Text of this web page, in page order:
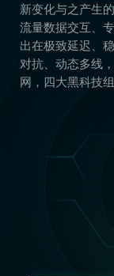
新变化与之产生
流量数据交互、
出在极致延迟、
对抗、动态多线
网，四大黑科技